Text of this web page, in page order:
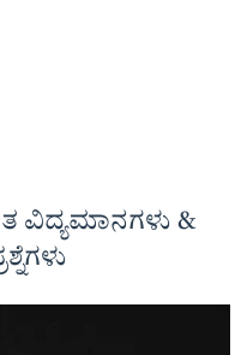
ವಿದ್ಯಮಾನಗಳು &